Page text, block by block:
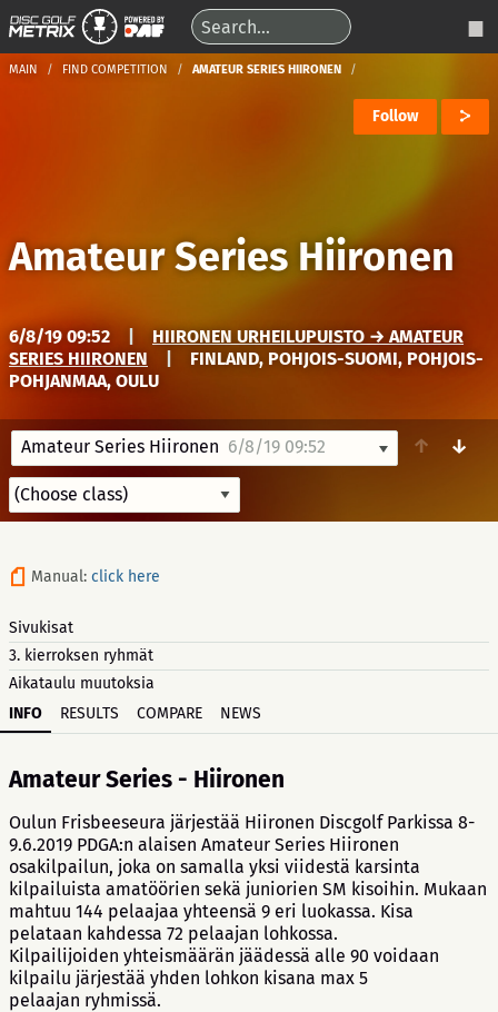
MAIN FIND COMPETITION AMATEUR SERIES HIIRONEN
Follow
Amateur Series Hiironen
6/8/19 09:52
HIIRONEN URHEILUPUISTO → AMATEUR
SERIES HIIRONEN
FINLAND, POHJOIS-SUOMI, POHJOIS-
POHJANMAA, OULU
Amateur Series Hiironen 6/8/19 09:52 ↑ ↓
Manual: click here
Sivukisat
3. kierroksen ryhmät
Aikataulu muutoksia
INFO
RESULTS COMPARE NEWS
Amateur Series - Hiironen
Oulun Frisbeeseura järjestää Hiironen Discgolf Parkissa 8-
9.6.2019 PDGA:n alaisen Amateur Series Hiironen
osakilpailun, joka on samalla yksi viidestä karsinta
kilpailuista amatöörien sekä juniorien SM kisoihin. Mukaan
mahtuu 144 pelaajaa yhteensä 9 eri luokassa. Kisa
pelataan kahdessa 72 pelaajan lohkossa.
Kilpailijoiden yhteismäärän jäädessä alle 90 voidaan
kilpailu järjestää yhden lohkon kisana max 5
pelaajan ryhmissä.